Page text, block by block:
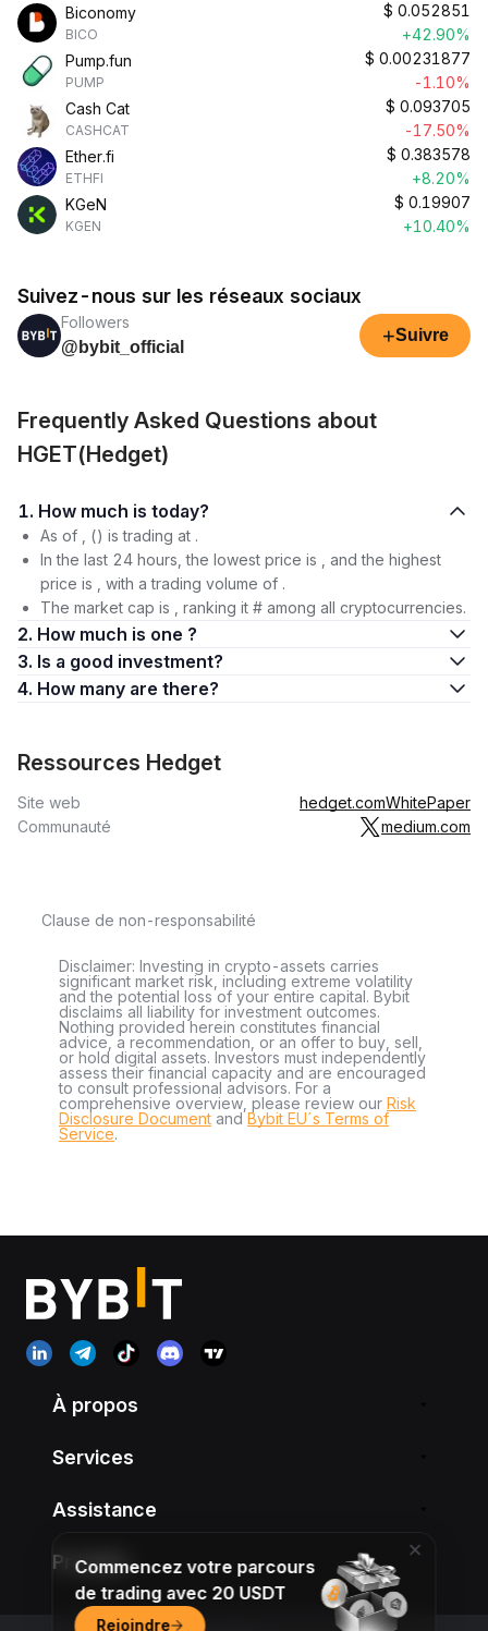
Biconomy
BICO
$ 0.052851
+42.90%
Pump.fun
PUMP
$ 0.00231877
-1.10%
Cash Cat
CASHCAT
$ 0.093705
-17.50%
Ether.fi
ETHFI
$ 0.383578
+8.20%
KGeN
KGEN
$ 0.19907
+10.40%
Suivez-nous sur les réseaux sociaux
Followers
@bybit_official
+Suivre
Frequently Asked Questions about
HGET(Hedget)
1. How much is today?
As of , () is trading at .
In the last 24 hours, the lowest price is , and the highest
price is , with a trading volume of .
The market cap is , ranking it # among all cryptocurrencies.
2. How much is one ?
3. Is a good investment?
4. How many are there?
Ressources Hedget
Site web hedget.comWhitePaper
Communauté
medium.com
Clause de non-responsabilité
Disclaimer: Investing in crypto-assets carries
significant market risk, including extreme volatility
and the potential loss of your entire capital. Bybit
disclaims all liability for investment outcomes.
Nothing provided herein constitutes financial
advice, a recommendation, or an offer to buy, sell,
or hold digital assets. Investors must independently
assess their financial capacity and are encouraged
to consult professional advisors. For a
comprehensive overview, please review our Risk
Disclosure Document andBybit EU´s Terms of
Service.
À propos
Services
Assistance
Produits
Commencez votre parcours
de trading avec 20 USDT
Rejoindre